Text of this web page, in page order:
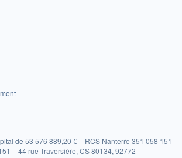
de 53 576 889,20 € – RCS Nanterre 351 058 151
– 44 rue Traversière, CS 80134, 92772